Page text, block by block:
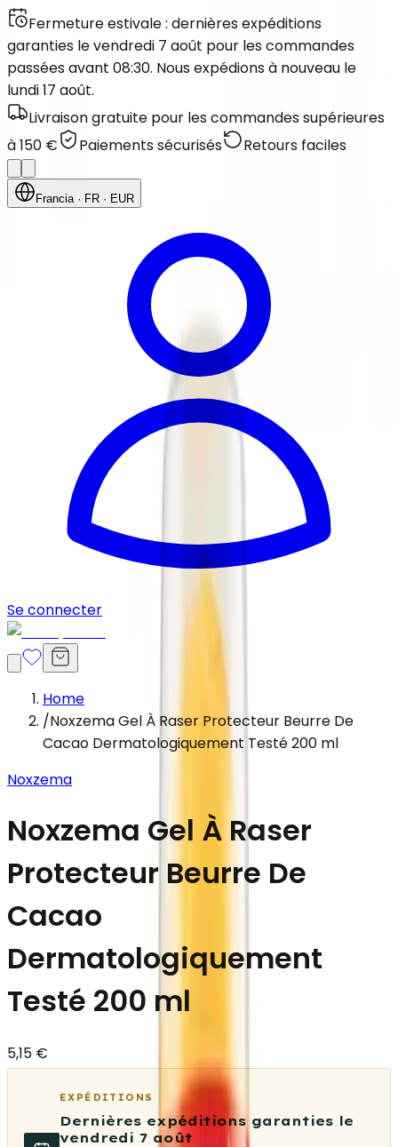
Fermeture estivale : dernières expéditions
garanties le vendredi 7 août pour les commandes
passées avant 08:30. Nous expédions à nouveau le
lundi 17 août.
Livraison gratuite pour les commandes supérieures
à 150 €
Paiements sécurisés Retours faciles
Francia· FR · EUR
Se connecter
Home
/Noxzema Gel À Raser Protecteur Beurre De
Cacao Dermatologiquement Testé 200 ml
Noxzema
Noxzema Gel À Raser
Protecteur Beurre De
Cacao
Dermatologiquement
Testé 200 ml
5,15 €
EXPÉDITIONS
Dernières expéditions garanties le
vendredi 7 août